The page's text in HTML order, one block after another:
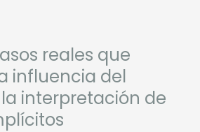
reales que
influencia del
interpretación de